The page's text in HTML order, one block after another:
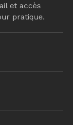
et accès
pratique.